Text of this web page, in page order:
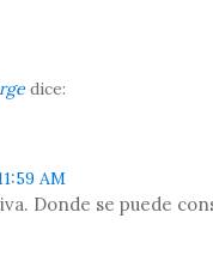
dice:
AM
Donde se puede